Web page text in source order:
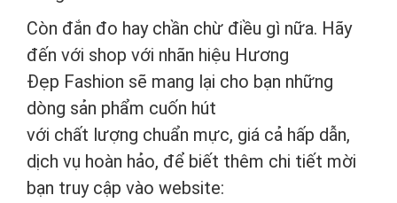
Còn đắn đo hay chần chừ điều gì nữa. Hãy
đến với shop với nhãn hiệu Hương
Đẹp Fashion sẽ mang lại cho bạn những
dòng sản phẩm cuốn hút
với chất lượng chuẩn mực, giá cả hấp dẫn,
dịch vụ hoàn hảo, để biết thêm chi tiết mời
bạn truy cập vào website: